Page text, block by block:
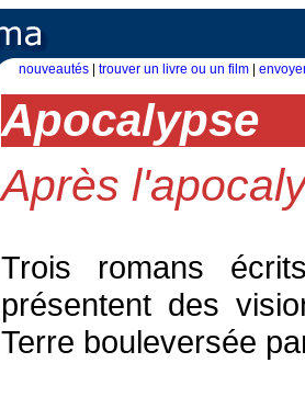
nouveautés trouver un livre ou un film
Apocalypse
Après
Trois romans
présentent des
Terre bouleversée